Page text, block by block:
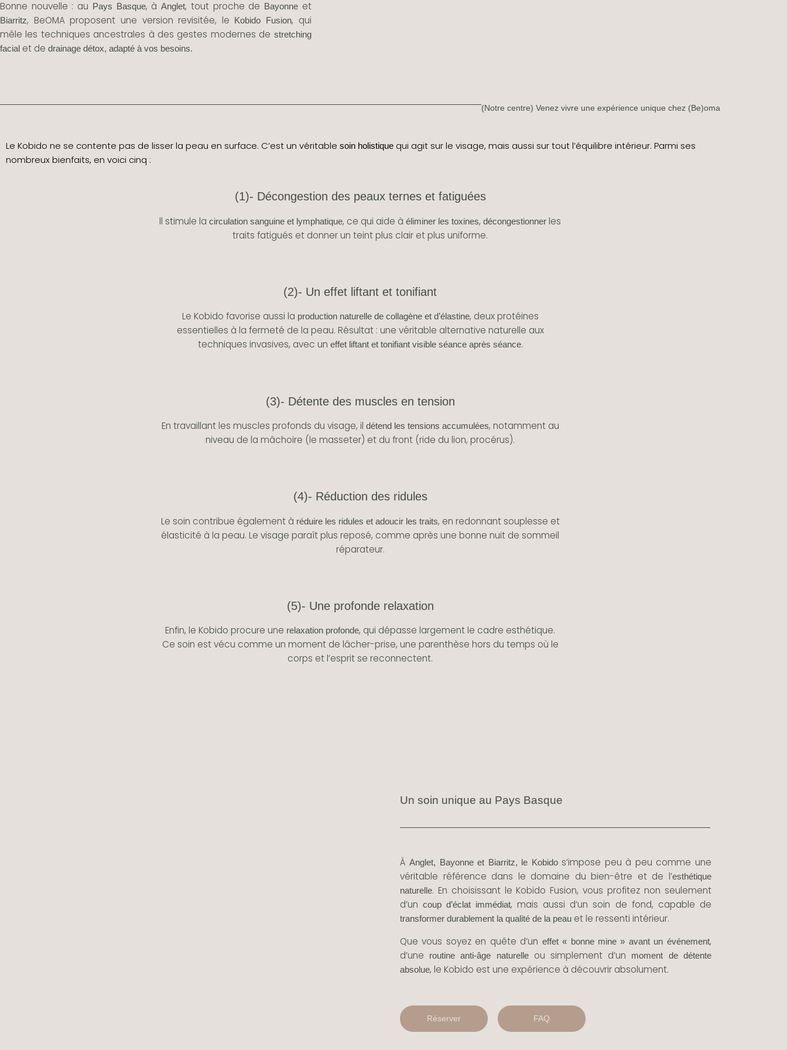
Bonne nouvelle : au Pays Basque, àAnglet, tout proche de Bayonne et
Biarritz, BeOMA proposent une version revisitée, le Kobido Fusion, qui
mêle les techniques ancestrales à des gestes modernes de stretching
facial et de drainage détox, adapté à vos besoins.
(Notre centre) Venez vivre une expérience unique chez (Be)oma
Le Kobido ne se contente pas de lisser la peau en surface. C’est un véritable soin holistique qui agit sur le visage, mais aussi sur tout l’équilibre intérieur. Parmi ses
nombreux bienfaits, en voici cinq :
(1)- Décongestion des peaux ternes et fatiguées
ll stimule la circulation sanguine et lymphatique, ce qui aide à éliminer les toxines, décongestionner les
traits fatigués et donner un teint plus clair et plus uniforme.
(2)- Un effet liftant et tonifiant
Le Kobido favorise aussi la production naturelle de collagène et d’élastine, deux protéines
essentielles à la fermeté de la peau. Résultat : une véritable alternative naturelle aux
techniques invasives, avec un effet liftant et tonifiant visible séance après séance.
(3)- Détente des muscles en tension
En travaillant les muscles profonds du visage, il détend les tensions accumulées, notamment au
niveau de la mâchoire (le masseter) et du front (ride du lion, procérus).
(4)- Réduction des ridules
Le soin contribue également à réduire les ridules et adoucir les traits, en redonnant souplesse et
élasticité à la peau. Le visage paraît plus reposé, comme après une bonne nuit de sommeil
réparateur.
(5)- Une profonde relaxation
Enfin, le Kobido procure une relaxation profonde, qui dépasse largement le cadre esthétique.
Ce soin est vécu comme un moment de lâcher-prise, une parenthèse hors du temps où le
corps et l’esprit se reconnectent.
Un soin unique au Pays Basque
ÀAnglet, Bayonne et Biarritz, le Kobidos’impose peu à peu comme une
véritable référence dans le domaine du bien-être et de l’esthétique
naturelle. En choisissant le Kobido Fusion, vous profitez non seulement
d’uncoup d’éclat immédiat, mais aussi d’un soin de fond, capable de
transformer durablement la qualité de la peau et le ressenti intérieur.
Que vous soyez en quête d’un effet « bonne mine » avant un événement,
d’une
routine anti-âge naturelleou simplement d’un
moment de détente
absolue, le Kobido est une expérience à découvrir absolument.
Réserver FAQ